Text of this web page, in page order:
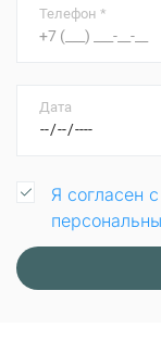
Телефон *
Дата
Я согласен